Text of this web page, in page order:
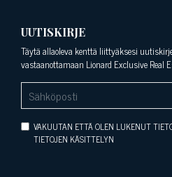
UUTISKIRJE
Täytä allaoleva kenttä liittyäksesi
vastaanottamaan Lionard Exclusive
VAKUUTAN ETTÄ OLEN LUKENUT
TIETOJEN KÄSITTELYN